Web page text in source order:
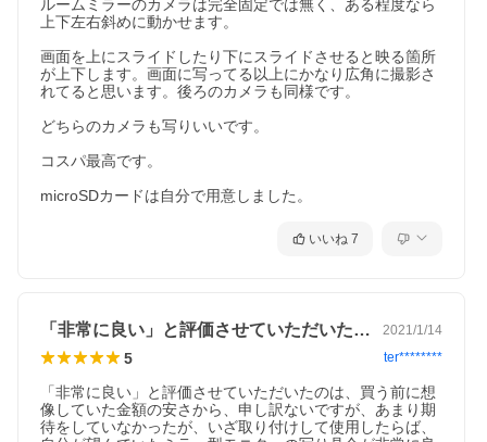
ルームミラーのカメラは完全固定では無く、ある程度なら
上下左右斜めに動かせます。
画面を上にスライドしたり下にスライドさせると映る箇所
が上下します。画面に写ってる以上にかなり広角に撮影さ
れてると思います。後ろのカメラも同様です。
どちらのカメラも写りいいです。
コスパ最高です。
microSDカードは自分で用意しました。
いいね 7
「非常に良い」と評価させていただいたの… 2021/1/14
5 ter********
「非常に良い」と評価させていただいたのは、買う前に想
像していた金額の安さから、申し訳ないですが、あまり期
待をしていなかったが、いざ取り付けして使用したらば、